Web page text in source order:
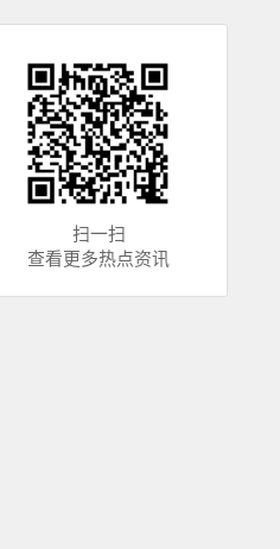
扫一扫
查看更多热点资讯